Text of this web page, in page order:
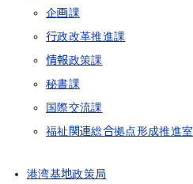
企画課
行政改革推進課
情報政策課
秘書課
国際交流課
福祉関連総合拠点形成推進室
港湾基地政策局